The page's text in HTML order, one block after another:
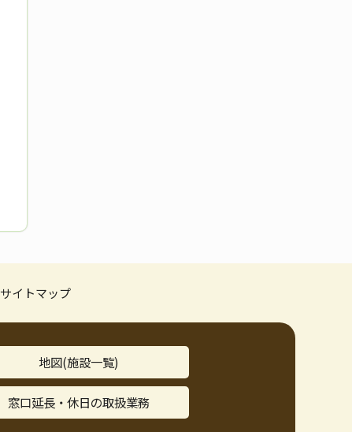
サイトマップ
地図(施設一覧)
窓口延長・休日の取扱業務